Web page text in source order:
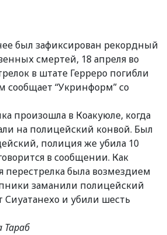
был зафиксирован рекордный
смертей, 18 апреля во
в штате Герреро погибли
сообщает “Укринформ” со
произошла в Коакуюле, когда
на полицейский конвой. Был
полиция же убила 10
в сообщении. Как
перестрелка была возмездием
заманили полицейский
Сиуатанехо и убили шесть
Тараб